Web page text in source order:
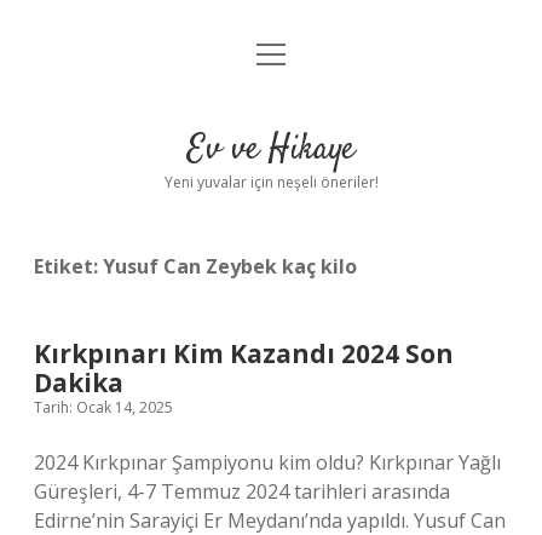
Anasayfa
Yasal Uyarı
menüyü
Ev ve Hikaye
Yeni yuvalar için neşeli öneriler!
Etiket:Yusuf Can Zeybek kaç kilo
Kırkpınarı Kim Kazandı 2024 Son
Dakika
Tarih: Ocak 14, 2025
2024 Kırkpınar Şampiyonu kim oldu? Kırkpınar Yağlı
Güreşleri, 4-7 Temmuz 2024 tarihleri ​​arasında
Edirne’nin Sarayiçi Er Meydanı’nda yapıldı. Yusuf Can